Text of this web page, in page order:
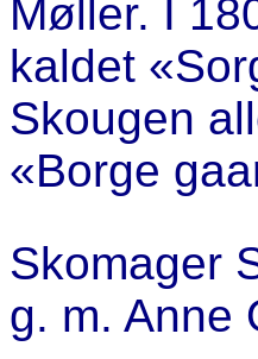
Møller. I
kaldet
Skougen
«Borge
Skomager
g. m. Anne